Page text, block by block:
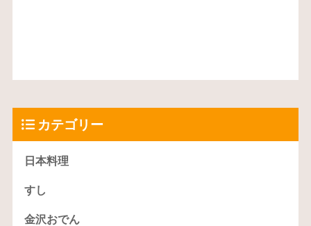
カテゴリー
日本料理
すし
金沢おでん